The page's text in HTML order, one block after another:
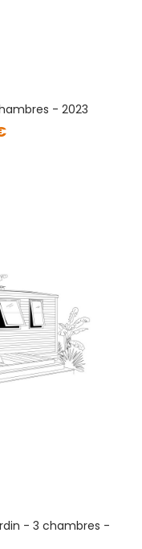
- 2023
- 3 chambres -